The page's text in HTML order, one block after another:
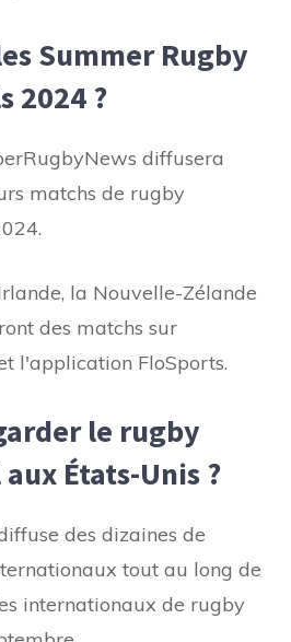
Summer Rugby
2024 ?
diffusera
matchs de rugby
la Nouvelle-Zélande
des matchs sur
l'application FloSports.
le rugby
États-Unis ?
des dizaines de
tout au long de
internationaux de rugby